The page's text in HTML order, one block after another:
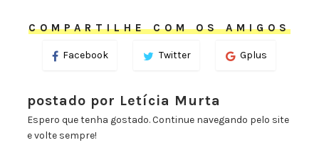
COMPARTILHE COM OS AMIGOS
Facebook Twitter Gplus
postado por Letícia Murta
Espero que tenha gostado. Continue navegando pelo site
e volte sempre!